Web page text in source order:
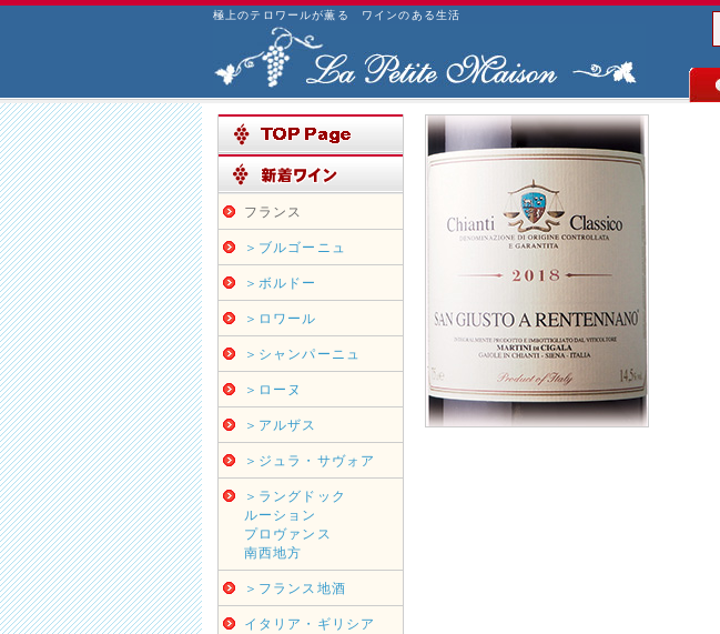
極上のテロワールが薫る ワインのある生活
フランス
＞ブルゴーニュ
＞ボルドー
＞ロワール
＞シャンパーニュ
＞ローヌ
＞アルザス
＞ジュラ・サヴォア
＞ラングドック
ルーション
プロヴァンス
南西地方
＞フランス地酒
イタリア・ギリシア